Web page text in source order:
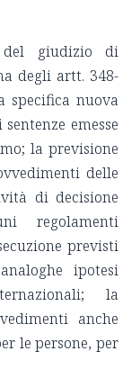
del giudizio di
degli artt. 348-
specifica nuova
emesse
la previsione
delle
di decisione
regolamenti
previsti
ipotesi
la
anche
le persone, per